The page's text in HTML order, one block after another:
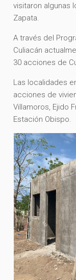
visitaron algunas
Zapata.
A través del
Culiacán
30 acciones de
Las localidades
acciones de
Villamoros, Ejido
Estación Obispo.